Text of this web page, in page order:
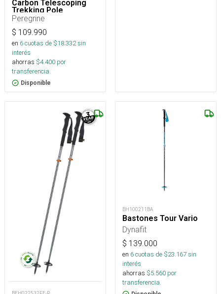
Carbon Telescoping
Trekking Pole
Peregrine
$ 109.990
en 6cuotas de $18.332sin
interés
ahorras $4.400 por
transferencia.
Disponible
BH100211BA
Bastones Tour Vario
Dynafit
$ 139.000
en 6cuotas de $23.167sin
interés
ahorras $5.560 por
transferencia.